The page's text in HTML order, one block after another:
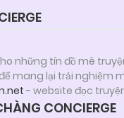
những tín đồ mê
mang lại trải nghiệm
- website đọc
CONCIERGE